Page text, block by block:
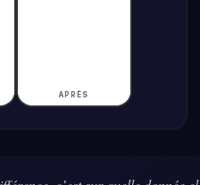
APRÈS